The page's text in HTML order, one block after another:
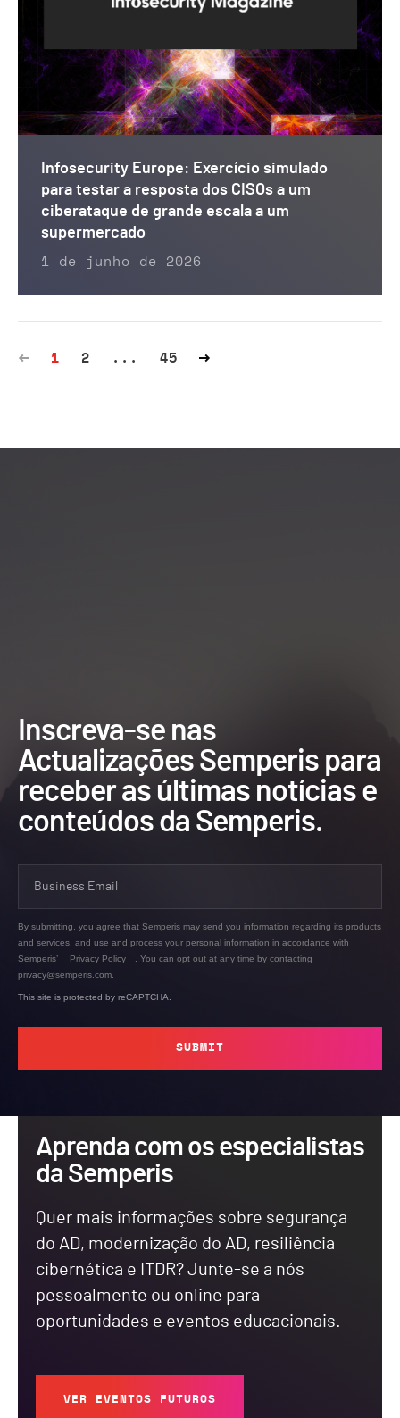
Infosecurity Europe: Exercício simulado
para testar a resposta dos CISOs a um
ciberataque de grande escala a um
supermercado
1 de junho de 2026
1 2 ... 45
Inscreva-se nas
Actualizações Semperis para
receber as últimas notícias e
conteúdos da Semperis.
By submitting, you agree that Semperis may send you information regarding its products
and services, and use and process your personal information in accordance with
Semperis’
Privacy Policy
. You can opt out at any time by contacting
privacy@semperis.com.
This site is protected by reCAPTCHA.
SUBMIT
Aprenda com os especialistas
da Semperis
Quer mais informações sobre segurança
do AD, modernização do AD, resiliência
cibernética e ITDR? Junte-se a nós
pessoalmente ou online para
oportunidades e eventos educacionais.
VER EVENTOS FUTUROS